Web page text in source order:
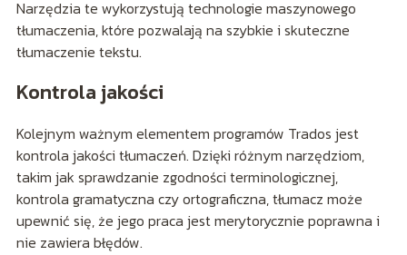
Narzędzia te wykorzystują technologie maszynowego
tłumaczenia, które pozwalają na szybkie i skuteczne
tłumaczenie tekstu.
Kontrola jakości
Kolejnym ważnym elementem programów Trados jest
kontrola jakości tłumaczeń. Dzięki różnym narzędziom,
takim jak sprawdzanie zgodności terminologicznej,
kontrola gramatyczna czy ortograficzna, tłumacz może
upewnić się, że jego praca jest merytorycznie poprawna i
nie zawiera błędów.